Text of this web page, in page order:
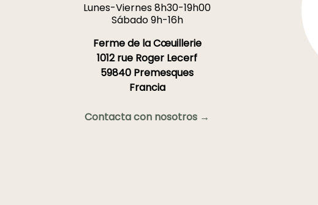
Lunes-Viernes 8h30-19h00
Sábado 9h-16h
Ferme de la Cœuillerie
1012 rue Roger Lecerf
59840 Premesques
Francia
Contacta con nosotros →